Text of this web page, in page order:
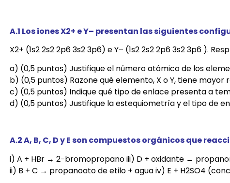
A.1 Los iones X2+ e Y– presentan las siguientes
X2+ (1s2 2s2 2p6 3s2 3p6) e Y– (1s2 2s2 2p6 3s2 3p6 ).
a) (0,5 puntos) Justifique el número atómico de los
b) (0,5 puntos) Razone qué elemento, X o Y, tiene mayor
c) (0,5 puntos) Indique qué tipo de enlace presenta a
d) (0,5 puntos) Justifique la estequiometría y el tipo de
A.2 A, B, C, D y E son compuestos orgánicos que
i) A + HBr → 2−bromopropano iii) D + oxidante →
ii) B + C → propanoato de etilo + agua iv) E + H2SO4